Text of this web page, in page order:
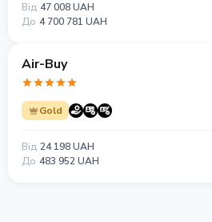
Від 47 008 UAH
До 4 700 781 UAH
Air-Buy
Gold
Від 24 198 UAH
До 483 952 UAH